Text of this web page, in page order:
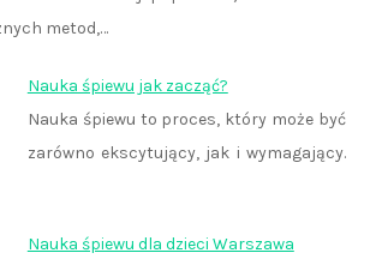
metod,…
Nauka śpiewu jak zacząć?
Nauka śpiewu to proces, który może być
zarówno ekscytujący, jak i wymagający.
Nauka śpiewu dla dzieci Warszawa